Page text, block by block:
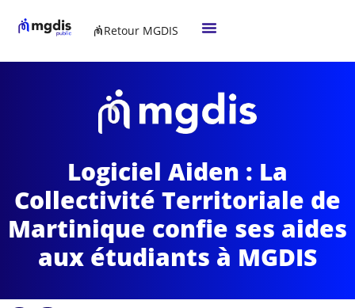
Retour MGDIS
Logiciel Aiden : La
Collectivité Territoriale de
Martinique confie ses aides
aux étudiants à MGDIS